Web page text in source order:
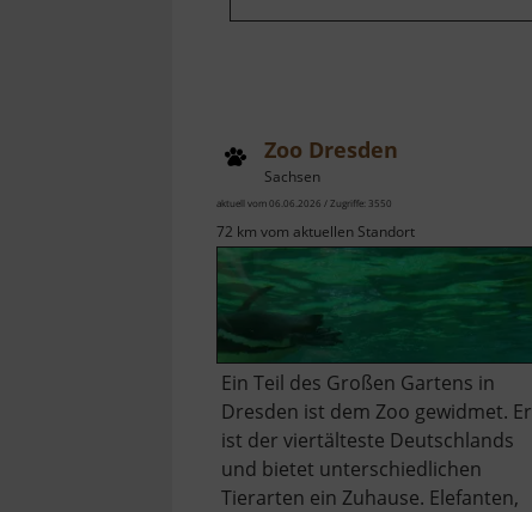
Zoo Dresden
Sachsen
aktuell vom 06.06.2026 / Zugriffe: 3550
72 km vom aktuellen Standort
Ein Teil des Großen Gartens in
Dresden ist dem Zoo gewidmet. Er
ist der viertälteste Deutschlands
und bietet unterschiedlichen
Tierarten ein Zuhause. Elefanten,